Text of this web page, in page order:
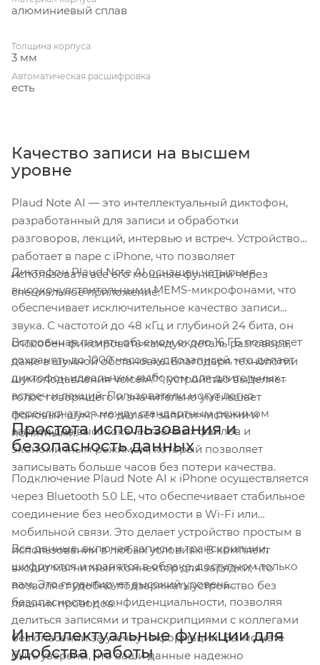
алюминиевый сплав
Толщина корпуса
3 мм
Автоматическая расшифровка
есть
Качество записи на высшем
уровне
Plaud Note AI — это интеллектуальный диктофон,
разработанный для записи и обработки
разговоров, лекций, интервью и встреч. Устройство
работает в паре с iPhone, что позволяет
использовать все его мощные функции через
специальное приложение.
Диктофон Plaud Note AI оснащен четырьмя
высокочувствительными MEMS-микрофонами, что
обеспечивает исключительное качество записи
звука. С частотой до 48 кГц и глубиной 24 бита, он
способен фиксировать каждую деталь разговора,
даже в шумной обстановке. Благодаря технологии
шумоподавления VoiceIA™, устройство выделяет
голос говорящего и значительно уменьшает
фоновый шум, что делает записи чистыми и
понятными.
Встроенная память объемом около 16 ГБ позволяет
сохранять до 1000 часов аудиозаписей, что делает
диктофон идеальным выбором для длительных
встреч и лекций. Пользователи могут легко
переключаться между стандартным режимом
записи для высококачественных файлов и
экономичным режимом, который позволяет
записывать больше часов без потери качества.
Простота использования и
безопасность данных
Подключение Plaud Note AI к iPhone осуществляется
через Bluetooth 5.0 LE, что обеспечивает стабильное
соединение без необходимости в Wi-Fi или
мобильной связи. Это делает устройство простым в
использовании в любых условиях. В комплект
входит магнитный коннектор для зарядки, что
позволяет удобно подзаряжать устройство без
лишних проводов.
Все данные, включая записи и транскрипции,
шифруются и хранятся в облаке, доступном только
вам. Это гарантирует высокий уровень
безопасности и конфиденциальности, позволяя
делиться записями и транскрипциями с коллегами
без опасений за утечку информации. Вы можете
быть уверены, что ваши данные надежно
Интеллектуальные функции для
удобства работы